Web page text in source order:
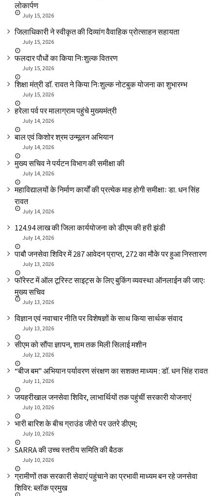
लोकार्पण
July 15, 2026
जिलाधिकारी ने स्वीकृत की दिव्यांग वैवाहिक प्रोत्साहन सहायता
July 15, 2026
फलदार पौधों का किया निःशुल्क वितरण
July 15, 2026
शिक्षा मंत्री डाॅ. रावत ने किया निःशुल्क नोटबुक योजना का शुभारम्भ
July 15, 2026
हरेला पर्व पर मालाग्राम पहुंचे मुख्यमंत्री
July 14, 2026
बाल एवं किशोर श्रम उन्मूलन अभियान
July 14, 2026
मुख्य सचिव ने पर्यटन विभाग की समीक्षा की
July 14, 2026
महाविद्यालयों के निर्माण कार्यों की प्रत्येक माह होगी समीक्षाः डा. धन सिंह
रावत
July 14, 2026
₹124.94 लाख की जिला कार्ययोजना को डीएम की हरी झंडी
July 14, 2026
पाबौ जनसेवा शिविर में 287 आवेदन प्राप्त, 272 का मौके पर हुआ निस्तारण
July 13, 2026
फॉरेस्ट में ऑल टूरिस्ट साइट्स के लिए बुकिंग व्यवस्था ऑनलाईन की जाएः
मुख्य सचिव
July 13, 2026
विज्ञान एवं नवाचार नीति पर विशेषज्ञों के साथ किया सार्थक संवाद
July 13, 2026
सीएम को सौंपा ज्ञापन, शाम तक मिली सिलाई मशीन
July 12, 2026
“बीज बम” अभियान पर्यावरण संरक्षण का सशक्त माध्यम : डॉ. धन सिंह रावत
July 11, 2026
जयहरीखाल जनसेवा शिविर, लाभार्थियों तक पहुंचीं सरकारी योजनाएं
July 10, 2026
भारी बारिश के बीच ग्राउंड जीरो पर उतरे डीएम;
July 10, 2026
SARRA की उच्च स्तरीय समिति की बैठक
July 10, 2026
ग्रामीणों तक सरकारी सेवाएं पहुंचाने का प्रभावी माध्यम बन रहे जनसेवा
शिविर: ब्लॉक प्रमुख